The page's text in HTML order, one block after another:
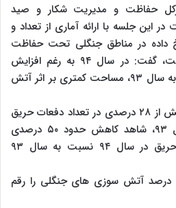
حفاظت و مدیریت شکار و صید
جلسه با ارائه آماری از تعداد و
در مناطق جنگلی تحت حفاظت
سازمان حفاظت محیط زیست، گفت: در سال ۹۴ به رغم افزایش
تعداد آتش سوزی ها نسبت به سال ۹۳، مساحت کمتری بر اثر آتش
تیموری افزود: به رغم رشد بیش از ۲۸ درصدی در تعداد دفعات حریق
طی سال ۹۴ نسبت به سال ۹۳، شاهد کاهش حدود ۵۰ درصدی
وسعت جنگلی تحت تاثیر حریق در سال ۹۴ نسبت به سال ۹۳
*** عوامل انسانی وقوع ۹۸ درصد آتش سوزی های جنگلی را رقم